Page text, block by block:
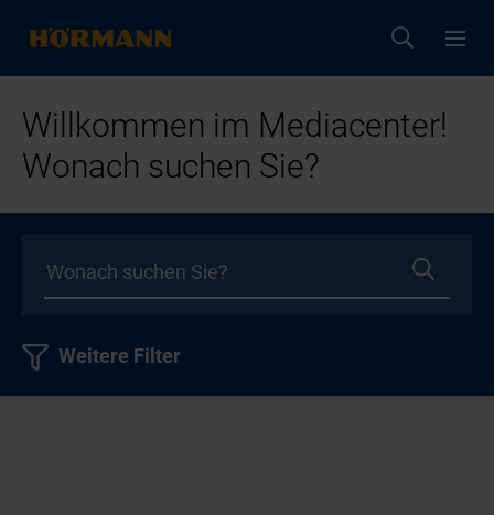
Willkommen im Mediacenter!
Wonach suchen Sie?
Weitere Filter